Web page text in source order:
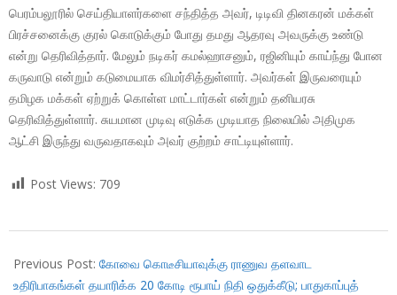
பெரம்பலூரில் செய்தியாளர்களை சந்தித்த அவர், டிடிவி தினகரன் மக்கள்
பிரச்சனைக்கு குரல் கொடுக்கும் போது தமது ஆதரவு அவருக்கு உண்டு
என்று தெரிவித்தார். மேலும் நடிகர் கமல்ஹாசனும், ரஜினியும் காய்ந்து போன
கருவாடு என்றும் கடுமையாக விமர்சித்துள்ளார். அவர்கள் இருவரையும்
தமிழக மக்கள் ஏற்றுக் கொள்ள மாட்டார்கள் என்றும் தனியரசு
தெரிவித்துள்ளார். சுயமான முடிவு எடுக்க முடியாத நிலையில் அதிமுக
ஆட்சி இருந்து வருவதாகவும் அவர் குற்றம் சாட்டியுள்ளார்.
Post Views: 709
01-
08
Previous Post: கோவை கொடீசியாவுக்கு ராணுவ தளவாட
உதிரிபாகங்கள் தயாரிக்க 20 கோடி ரூபாய் நிதி ஒதுக்கீடு; பாதுகாப்புத்